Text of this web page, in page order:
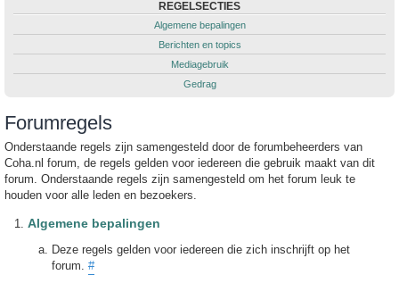
REGELSECTIES
Algemene bepalingen
Berichten en topics
Mediagebruik
Gedrag
Forumregels
Onderstaande regels zijn samengesteld door de forumbeheerders van
Coha.nl forum, de regels gelden voor iedereen die gebruik maakt van dit
forum. Onderstaande regels zijn samengesteld om het forum leuk te
houden voor alle leden en bezoekers.
Algemene bepalingen
Deze regels gelden voor iedereen die zich inschrijft op het
forum. #